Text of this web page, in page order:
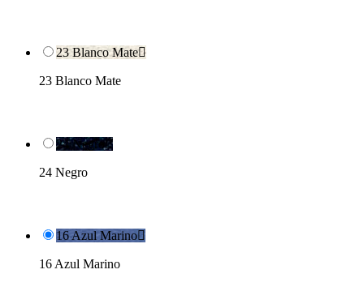
23 Blanco Mate
23 Blanco Mate
24 Negro
24 Negro
16 Azul Marino
16 Azul Marino